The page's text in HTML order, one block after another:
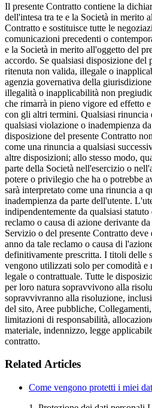
Il presente Contratto contiene la
dell'intesa tra te e la Società in merito
Contratto e sostituisce tutte le
comunicazioni precedenti o
e la Società in merito all'oggetto del
accordo. Se qualsiasi disposizione del
ritenuta non valida, illegale o
agenzia governativa della
illegalità o inapplicabilità non
che rimarrà in pieno vigore ed effetto
con gli altri termini. Qualsiasi rinuncia
qualsiasi violazione o inadempienza
disposizione del presente Contratto
come una rinuncia a qualsiasi
altre disposizioni; allo stesso modo,
parte della Società nell'esercizio o
potere o privilegio che ha o potrebbe
sarà interpretato come una rinuncia a
inadempienza da parte dell'utente.
indipendentemente da qualsiasi
reclamo o causa di azione derivante
Servizio o del presente Contratto deve
anno da tale reclamo o causa di
definitivamente prescritta. I titoli delle
vengono utilizzati solo per comodità
legale o contrattuale. Tutte le
per loro natura sopravvivono alla
sopravvivranno alla risoluzione,
del sito, Aree pubbliche,
limitazioni di responsabilità,
materiale, indennizzo, legge
contratto.
Related Articles
Come vengono protetti i miei